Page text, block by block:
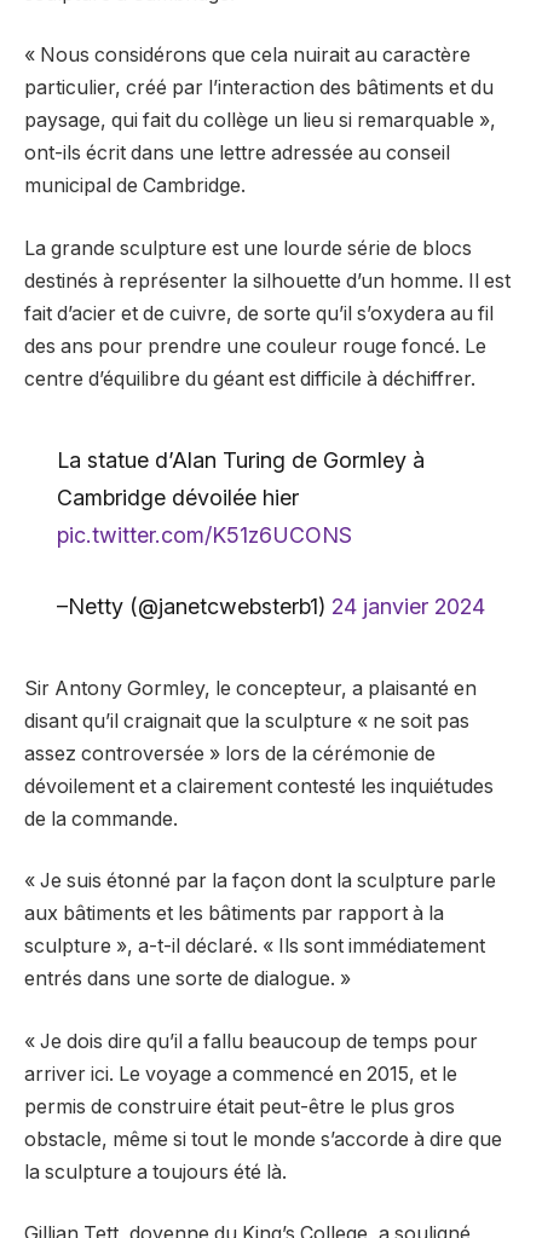
« Nous considérons que cela nuirait au caractère
particulier, créé par l’interaction des bâtiments et du
paysage, qui fait du collège un lieu si remarquable »,
ont-ils écrit dans une lettre adressée au conseil
municipal de Cambridge.
La grande sculpture est une lourde série de blocs
destinés à représenter la silhouette d’un homme. Il est
fait d’acier et de cuivre, de sorte qu’il s’oxydera au fil
des ans pour prendre une couleur rouge foncé. Le
centre d’équilibre du géant est difficile à déchiffrer.
La statue d’Alan Turing de Gormley à
Cambridge dévoilée hier
pic.twitter.com/K51z6UCONS
–Netty (@janetcwebsterb1) 24 janvier 2024
Sir Antony Gormley, le concepteur, a plaisanté en
disant qu’il craignait que la sculpture « ne soit pas
assez controversée » lors de la cérémonie de
dévoilement et a clairement contesté les inquiétudes
de la commande.
« Je suis étonné par la façon dont la sculpture parle
aux bâtiments et les bâtiments par rapport à la
sculpture », a-t-il déclaré. « Ils sont immédiatement
entrés dans une sorte de dialogue. »
« Je dois dire qu’il a fallu beaucoup de temps pour
arriver ici. Le voyage a commencé en 2015, et le
permis de construire était peut-être le plus gros
obstacle, même si tout le monde s’accorde à dire que
la sculpture a toujours été là.